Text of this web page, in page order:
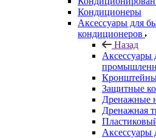
Кондиционеры
Аксессуары для
кондиционеров
Назад
Аксессуары
Защитные
Дренажные
Дренажная
Аксессуары